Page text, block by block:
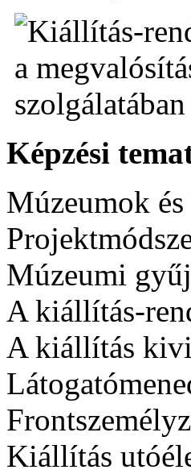
Képzési
Múzeumok
Múzeumi
A kiállítás-
A kiállítás
Kiállítás